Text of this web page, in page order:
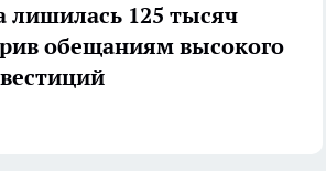
лишилась 125 тысяч
обещаниям высокого